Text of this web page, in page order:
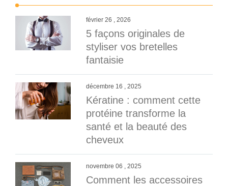
février 26 , 2026
5 façons originales de
styliser vos bretelles
fantaisie
décembre 16 , 2025
Kératine : comment cette
protéine transforme la
santé et la beauté des
cheveux
novembre 06 , 2025
Comment les accessoires